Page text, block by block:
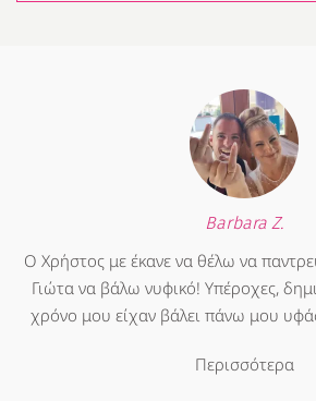
Barbara Z.
Ο Χρήστος με έκανε να θέλω να
Γιώτα να βάλω νυφικό! Υπέροχες,
χρόνο μου είχαν βάλει πάνω μου
Περισσότερα